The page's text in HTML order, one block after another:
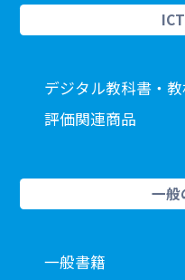
デジタル教科書・
評価関連商品
一般
一般書籍